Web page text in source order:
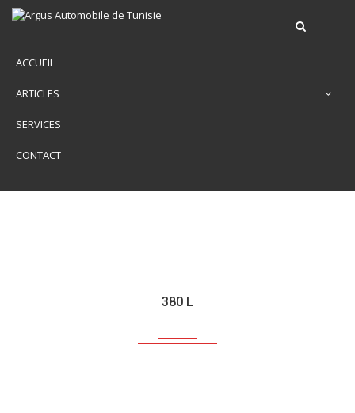
ACCUEIL
ARTICLES
SERVICES
CONTACT
380 L